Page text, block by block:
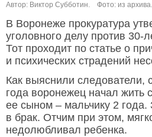
Автор: Виктор Субботин.
Фото: из архива.
В Воронеже прокуратура
уголовного делу против 30-
Тот проходит по статье о
и психических страдений
Как выяснили следователи,
года воронежец начал жить
ее сыном – мальчику 2 года.
в брак. Отчим при этом,
недолюбливал ребенка.